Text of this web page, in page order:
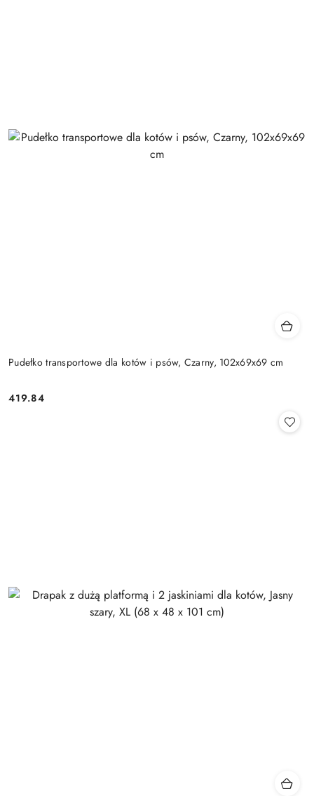
Pudełko transportowe dla kotów i psów, Czarny, 102x69x69 cm
Cena:
419.84